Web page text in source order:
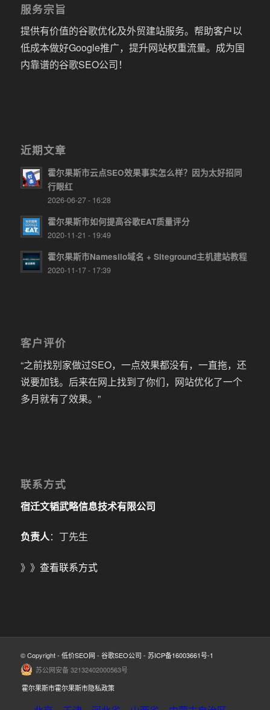
服务宗旨
提供有价值的谷歌优化及外贸建站服务。帮助客户以
低成本做好Google推广，提升网站权重流量。成为国
内靠谱的谷歌SEO公司！
近期文章
霍尔果斯市云点SEO效果事实怎么样？因为太好招同
行眼红
2026-06-27 - 16:28
霍尔果斯市如何提高谷歌EAT质量评分
2020-11-21 - 19:49
霍尔果斯市Namesilo域名 + Siteground主机建站教程
2020-11-17 - 17:39
客户评价
“之前找别家做过SEO，一点效果都没有，一直拖，还
说要加钱。后来在网上找到了你们，网站优化了一个
多月就有了效果。”
联系方式
宿迁文韬武略信息技术有限公司
负责人：丁先生
》》 查看联系方式
© Copyright - 低价SEO网 - 谷歌SEO公司 - 苏ICP备16003661号-1
苏公网安备 32132402000563号
霍尔果斯市霍尔果斯市隐私政策